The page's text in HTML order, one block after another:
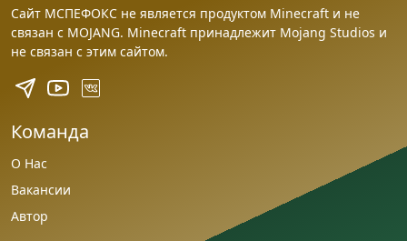
Сайт МСПЕФОКС не является продуктом Minecraft и не
связан с MOJANG. Minecraft принадлежит Mojang Studios и
не связан с этим сайтом.
Команда
О Нас
Вакансии
Автор